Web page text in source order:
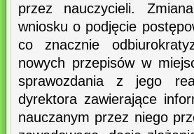
przez nauczycieli.
wniosku o podjęcie
co znacznie
nowych przepisów w
sprawozdania z jego
dyrektora zawierające
nauczanym przez niego